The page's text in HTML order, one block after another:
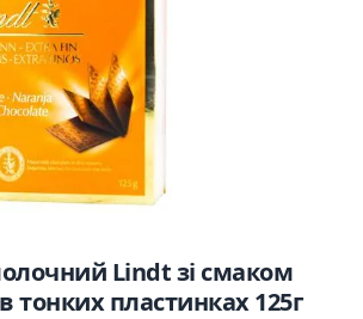
Lindt зі смаком
тонких пластинках 125г